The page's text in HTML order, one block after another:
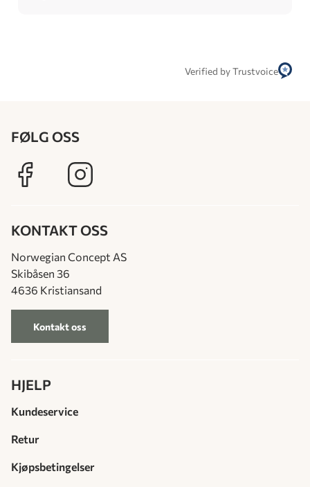
Verified by Trustvoice
FØLG OSS
KONTAKT OSS
Norwegian Concept AS
Skibåsen 36
4636 Kristiansand
Kontakt oss
HJELP
Kundeservice
Retur
Kjøpsbetingelser